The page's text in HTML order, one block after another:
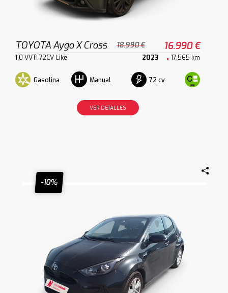
TOYOTA Aygo X Cross 18.990 € 16.990 €
1.0 VVTI 72CV Like 2023 17.565 km
Gasolina Manual 72 cv
VER DETALLES
-10%